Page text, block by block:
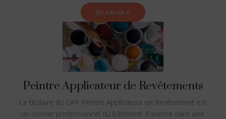
En savoir +
Peintre Applicateur de Revêtements
Le titulaire du CAP Peintre Applicateur en Revêtement est
un ouvrier professionnel du bâtiment. Il exerce dans une